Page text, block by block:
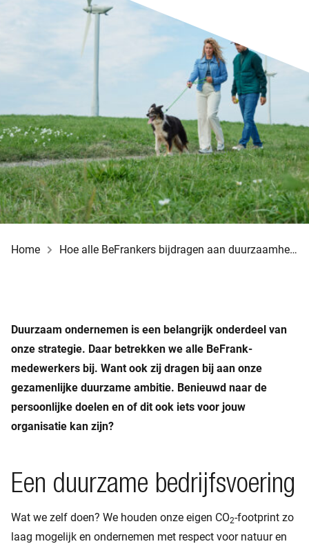
Home Hoe alle BeFrankers bijdragen aan duurzaamheid
Duurzaam ondernemen is een belangrijk onderdeel van
onze strategie. Daar betrekken we alle BeFrank-
medewerkers bij. Want ook zij dragen bij aan onze
gezamenlijke duurzame ambitie. Benieuwd naar de
persoonlijke doelen en of dit ook iets voor jouw
organisatie kan zijn?
Een duurzame bedrijfsvoering
Wat we zelf doen? We houden onze eigen CO2-footprint zo
laag mogelijk en ondernemen met respect voor natuur en